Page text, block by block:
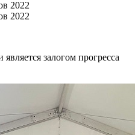
залогом прогресса